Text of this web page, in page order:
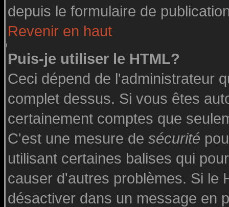
depuis le formulaire de
Revenir en haut
Puis-je utiliser le HTML?
Ceci dépend de l'administrateur
complet dessus. Si vous êtes
certainement comptes que
C'est une mesure de sécurité
utilisant certaines balises qui
causer d'autres problèmes. Si le
désactiver dans un message en